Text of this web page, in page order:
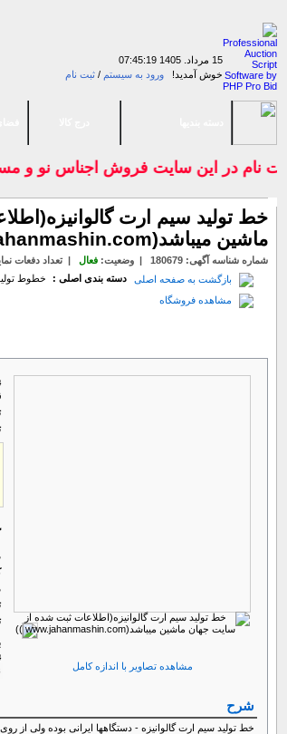
15 مرداد. 1405
07:45:19
خوش آمدید! ورود به سیستم / ثبت نام
با ثبت نام در اين سايت فروش اجناس نو
خط تولید سیم ارت
ماشین میباشد(www.jahanmashin.com ))
شماره شناسه آگهی: 180679
| وضعیت: فعال | تعداد دفعات
بازگشت به صفحه اصلی
مشاهده فروشگاه
دسته بندی اصلی : خطوط
مشاهده تصاویر با اندازه کامل
شرح